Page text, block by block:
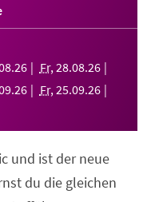
.26 Fr, 28.08.26
.26 Fr, 25.09.26
und ist der neue
du die gleichen